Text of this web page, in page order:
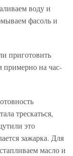
воду и
фасоль и
приготовить
примерно на час-
трескаться,
это
зажарка. Для
масло и